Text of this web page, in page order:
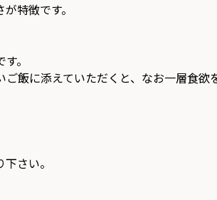
特徴です。
。
飯に添えていただくと、なお一層食欲
さい。